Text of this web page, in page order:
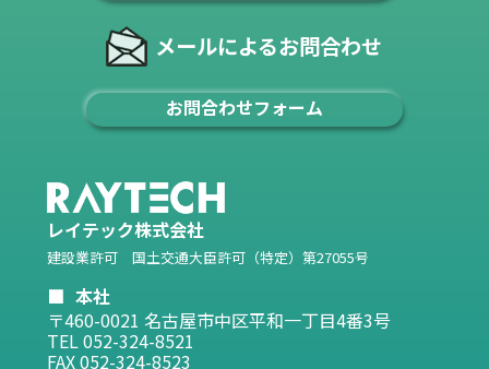
メールによるお問合わせ
お問合わせフォーム
レイテック株式会社
建設業許可 国土交通大臣許可（特定）第27055号
本社
〒460-0021 名古屋市中区平和一丁目4番3号
TEL 052-324-8521
FAX 052-324-8523